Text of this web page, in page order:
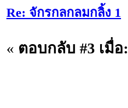
Re: จักรกลกลมกลิ้ง 1
« ตอบกลับ #3 เมื่อ: